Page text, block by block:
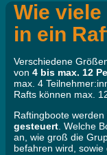
Wie
in ein
Verschiedene
von 4 bis max. 12
max. 4
Rafts können max.
Raftingboote
gesteuert . Welche
an, wie groß die
befahren wird, sowie